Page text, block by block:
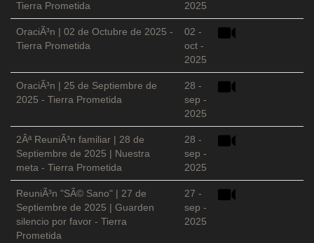
Tierra Prometida
2025
OraciÃ³n | 02 de Octubre de 2025 -
Tierra Prometida
02 -
oct -
2025
OraciÃ³n | 25 de Septiembre de
2025 - Tierra Prometida
28 -
sep -
2025
2Âª ReuniÃ³n familiar | 28 de
Septiembre de 2025 | Nuestra
meta - Tierra Prometida
28 -
sep -
2025
ReuniÃ³n "SÃ© Sano" | 27 de
Septiembre de 2025 | Guarden
silencio por favor - Tierra
Prometida
27 -
sep -
2025